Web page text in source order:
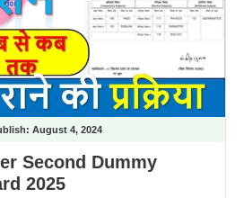
August 4, 2024
Second Dummy
2025